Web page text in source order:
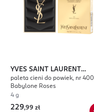
YVES SAINT LAURENT
Couture Mini Clutch
paleta cieni do powiek, nr 400
Babylone Roses
4 g
229,99 zł